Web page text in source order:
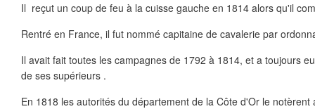
Il reçut un coup de feu à la cuisse gauche en 1814 alors qu'il
Rentré en France, il fut nommé capitaine de cavalerie par
Il avait fait toutes les campagnes de 1792 à 1814, et a toujours
de ses supérieurs .
En 1818 les autorités du département de la Côte d'Or le notèrent